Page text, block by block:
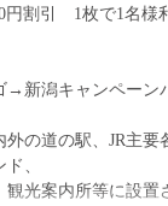
円割引 1枚で1名様
→新潟キャンペーン
の道の駅、JR主要
、
光案内所等に設置